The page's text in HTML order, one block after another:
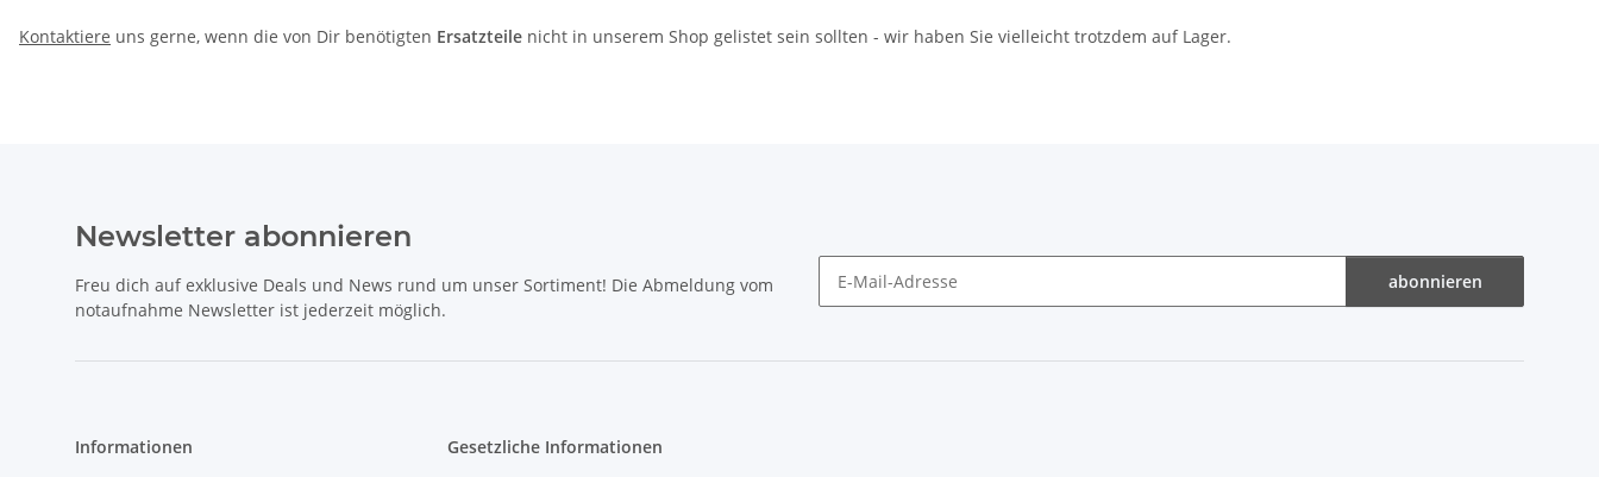
Kontaktiere uns gerne, wenn die von Dir benötigten Ersatzteile nicht in unserem Shop gelistet sein sollten - wir haben Sie vielleicht trotzdem auf Lager.
Newsletter abonnieren
Freu dich auf exklusive Deals und News rund um unser Sortiment! Die Abmeldung vom
notaufnahme Newsletter ist jederzeit möglich.
abonnieren
Informationen Gesetzliche Informationen